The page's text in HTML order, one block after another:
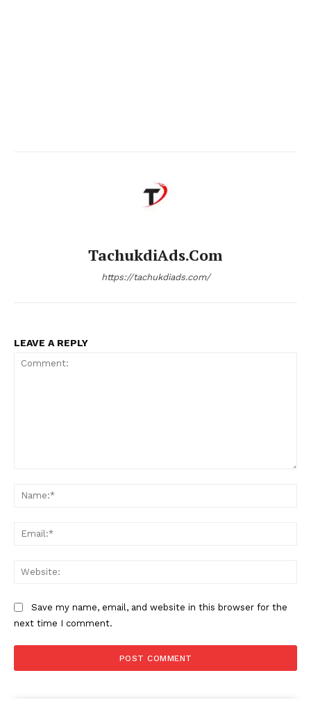
TachukdiAds.com
https://tachukdiads.com/
LEAVE A REPLY
Save my name, email, and website in this browser for the
next time I comment.